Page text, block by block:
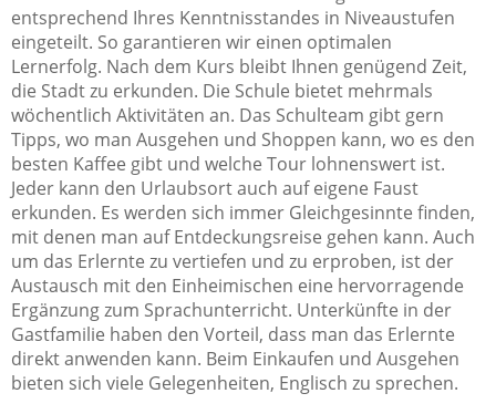
entsprechend Ihres Kenntnisstandes in Niveaustufen
eingeteilt. So garantieren wir einen optimalen
Lernerfolg. Nach dem Kurs bleibt Ihnen genügend Zeit,
die Stadt zu erkunden. Die Schule bietet mehrmals
wöchentlich Aktivitäten an. Das Schulteam gibt gern
Tipps, wo man Ausgehen und Shoppen kann, wo es den
besten Kaffee gibt und welche Tour lohnenswert ist.
Jeder kann den Urlaubsort auch auf eigene Faust
erkunden. Es werden sich immer Gleichgesinnte finden,
mit denen man auf Entdeckungsreise gehen kann. Auch
um das Erlernte zu vertiefen und zu erproben, ist der
Austausch mit den Einheimischen eine hervorragende
Ergänzung zum Sprachunterricht. Unterkünfte in der
Gastfamilie haben den Vorteil, dass man das Erlernte
direkt anwenden kann. Beim Einkaufen und Ausgehen
bieten sich viele Gelegenheiten, Englisch zu sprechen.